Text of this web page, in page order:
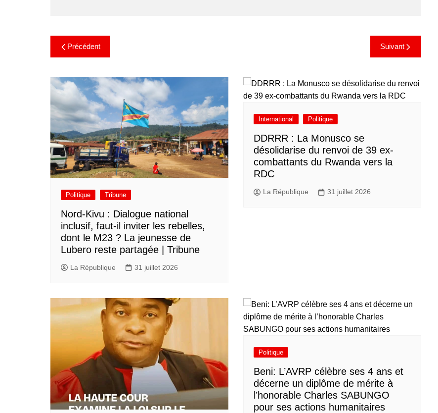
Précédent Suivant
Politique Tribune
Nord-Kivu : Dialogue national
inclusif, faut-il inviter les rebelles,
dont le M23 ? La jeunesse de
Lubero reste partagée | Tribune
La République 31 juillet 2026
International Politique
DDRRR : La Monusco se
désolidarise du renvoi de 39 ex-
combattants du Rwanda vers la
RDC
La République 31 juillet 2026
Politique
Beni: L’AVRP célèbre ses 4 ans et
décerne un diplôme de mérite à
l’honorable Charles SABUNGO
pour ses actions humanitaires